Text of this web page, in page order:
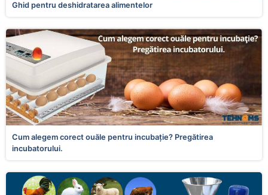
Ghid pentru deshidratarea alimentelor
Cum alegem corect ouăle pentru incubaţie? Pregătirea
incubatorului.